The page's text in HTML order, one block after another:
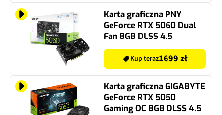
Karta graficzna PNY
GeForce RTX 5060 Dual
Fan 8GB DLSS 4.5
Kup teraz1699 zł
Karta graficzna GIGABYTE
GeForce RTX 5050
Gaming OC 8GB DLSS 4.5